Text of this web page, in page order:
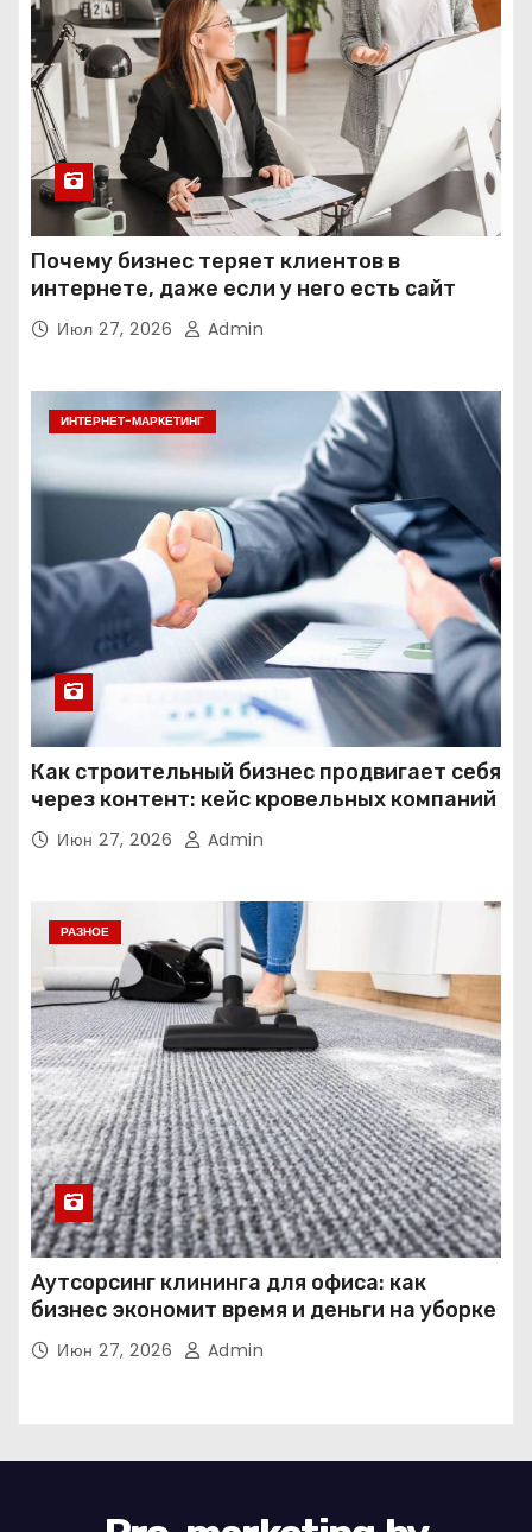
Почему бизнес теряет клиентов в
интернете, даже если у него есть сайт
Июл 27, 2026 Admin
ИНТЕРНЕТ-МАРКЕТИНГ
Как строительный бизнес продвигает себя
через контент: кейс кровельных компаний
Июн 27, 2026 Admin
РАЗНОЕ
Аутсорсинг клининга для офиса: как
бизнес экономит время и деньги на уборке
Июн 27, 2026 Admin